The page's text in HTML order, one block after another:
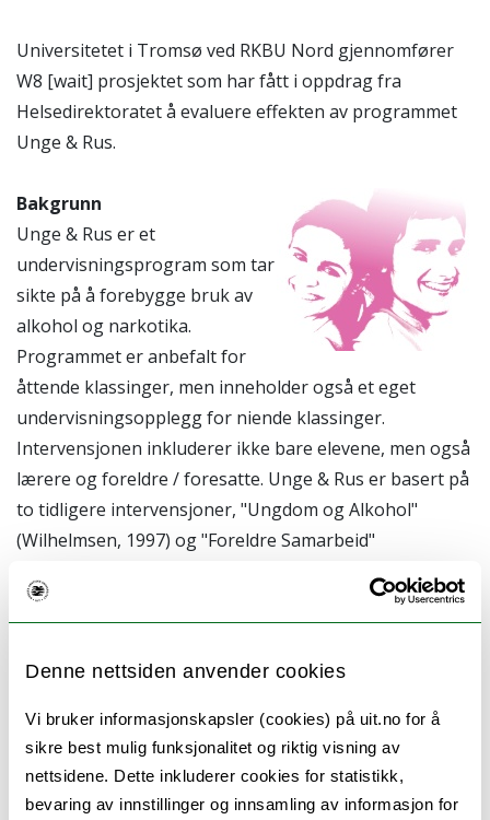
Denne nettsiden anvender cookies
Vi bruker informasjonskapsler (cookies) på uit.no for å
sikre best mulig funksjonalitet og riktig visning av
nettsidene. Dette inkluderer cookies for statistikk,
bevaring av innstillinger og innsamling av informasjon for
Universitetet i Tromsø ved RKBU Nord gjennomfører
W8 [wait] prosjektet som har fått i oppdrag fra
Helsedirektoratet å evaluere effekten av programmet
Unge & Rus.
Bakgrunn
Unge & Rus er et
undervisningsprogram som tar
sikte på å forebygge bruk av
alkohol og narkotika.
Programmet er anbefalt for
åttende klassinger, men inneholder også et eget
undervisningsopplegg for niende klassinger.
Intervensjonen inkluderer ikke bare elevene, men også
lærere og foreldre / foresatte. Unge & Rus er basert på
to tidligere intervensjoner, "Ungdom og Alkohol"
(Wilhelmsen, 1997) og "Foreldre Samarbeid"
av "Ungdom og Alkohol" har tidligere blitt gjennomført
positive resultater knyttet til endringer i oppfatninger
mottok det mest strukturerte programmet i forhold til
en gruppe som fikk en mindre strukturert versjon.
"Foreldresamarbeidet" og "Unge og Rus" har også vært